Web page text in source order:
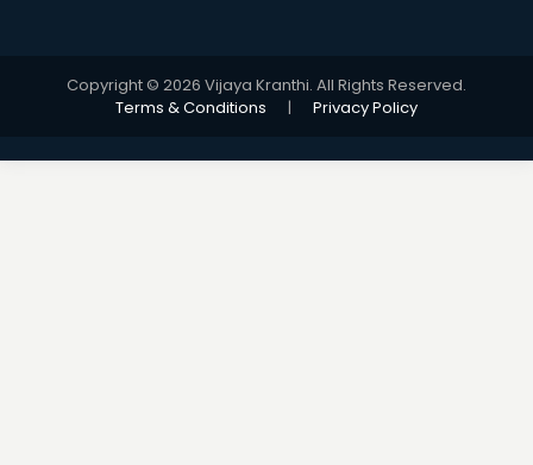
Copyright © 2026 Vijaya Kranthi. All Rights Reserved.
Terms & Conditions
| Privacy Policy